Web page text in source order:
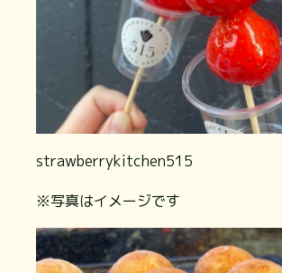
strawberrykitchen515
※写真はイメージです